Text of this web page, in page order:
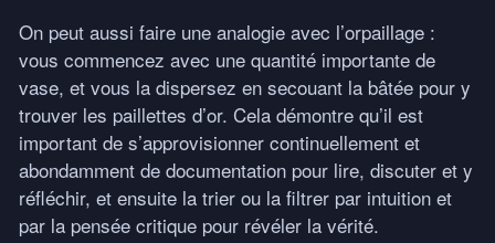
On peut aussi faire une analogie avec l’orpaillage :
vous commencez avec une quantité importante de
vase, et vous la dispersez en secouant la bâtée pour y
trouver les paillettes d’or. Cela démontre qu’il est
important de s’approvisionner continuellement et
abondamment de documentation pour lire, discuter et y
réfléchir, et ensuite la trier ou la filtrer par intuition et
par la pensée critique pour révéler la vérité.